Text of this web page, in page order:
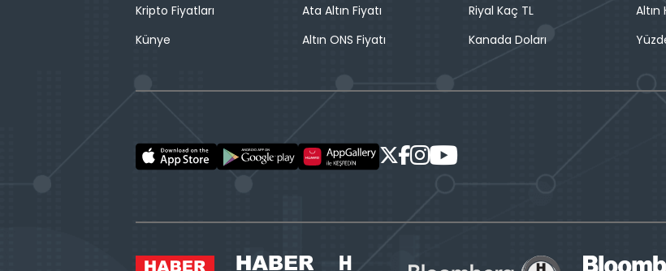
Kripto Fiyatları
Künye
Ata Altın Fiyatı
Altın ONS Fiyatı
Riyal Kaç TL
Kanada Doları